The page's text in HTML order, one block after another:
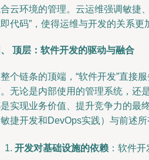
云环境的管理。云运维强调敏捷
代码”，使得运维与开发的关系更
顶层：软件开发的驱动与融合
个链条的顶端，“软件开发”直接
无论是内部使用的管理系统，还
实现业务价值、提升竞争力的最
捷开发和DevOps实践）与前述所
开发对基础设施的依赖 ：软件